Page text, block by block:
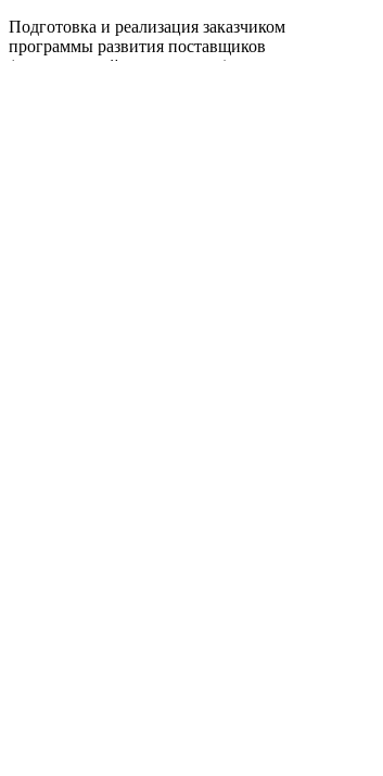
Подготовка и реализация заказчиком
программы развития поставщиков
(исполнителей, подрядчиков) состоят из